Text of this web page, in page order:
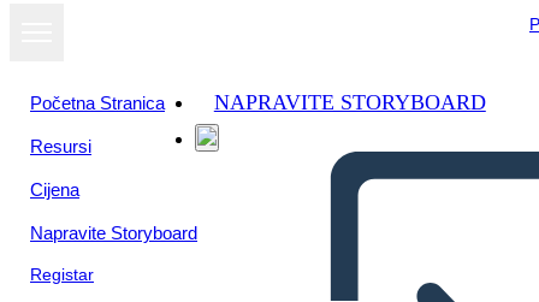
Početna Stranica
Resursi
Cijena
Napravite Storyboard
Registar
NAPRAVITE STORYBOARD